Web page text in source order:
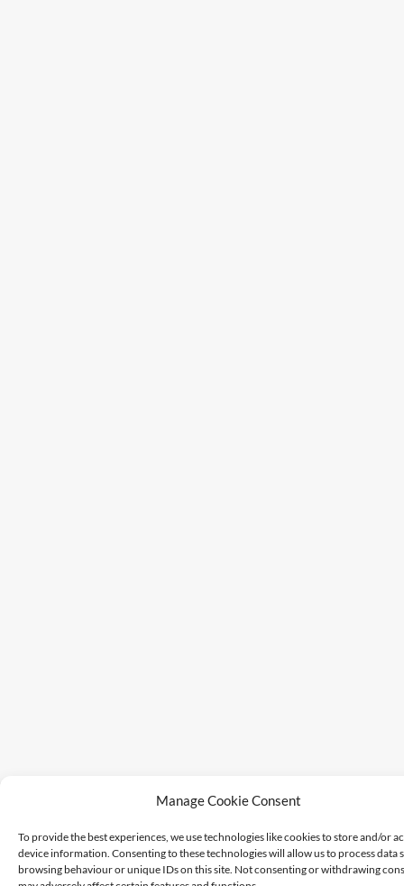
Manage Cookie Consent
To provide the best experiences, we use technologies like cookies to store and/or
device information. Consenting to these technologies will allow us to process data
browsing behaviour or unique IDs on this site. Not consenting or withdrawing